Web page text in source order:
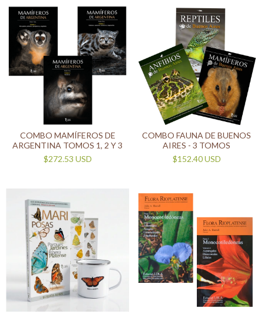
COMBO MAMÍFEROS DE
ARGENTINA TOMOS 1, 2 Y 3
$272.53 USD
COMBO FAUNA DE BUENOS
AIRES - 3 TOMOS
$152.40 USD